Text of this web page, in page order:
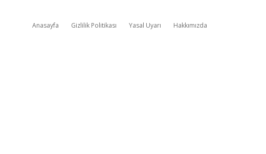
Anasayfa Gizlilik Politikası Yasal Uyarı Hakkımızda